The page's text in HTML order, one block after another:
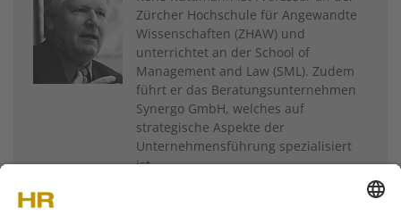
Zürcher Hochschule für Angewandte
Wissenschaften (ZHAW) und
unterrichtet an der School of
Management and Law (SML). Zudem
führt er das Beratungsunternehmen
Synergo GmbH, welches auf
strategische Aspekte der
Unternehmensführung spezialisiert
ist.